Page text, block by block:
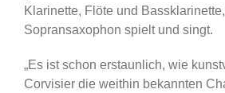
Klarinette, Flöte und
Sopransaxophon spielt und singt.
„Es ist schon erstaunlich, wie
Corvisier die weithin bekannten